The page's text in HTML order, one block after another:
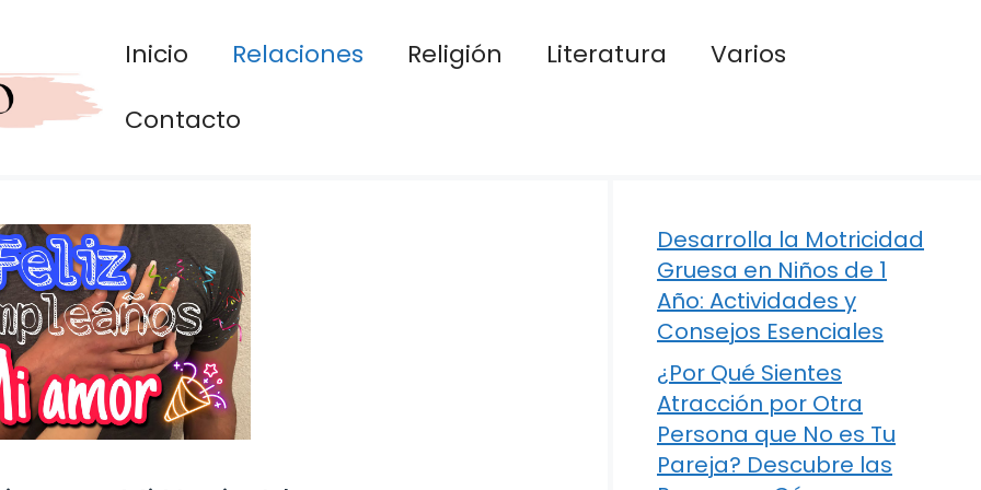
Inicio Relaciones Religión Literatura
Varios
Contacto
Desarrolla la Motricidad
Gruesa en Niños de 1
Año: Actividades y
Consejos Esenciales
¿Por Qué Sientes
Atracción por Otra
Persona que No es Tu
Pareja? Descubre las